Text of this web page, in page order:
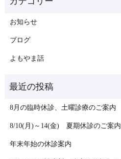
お知らせ
ブログ
よもやま話
8月の臨時休診、土曜診療のご案内
8/10(月)～14(金) 夏期休診のご案内
年末年始の休診案内